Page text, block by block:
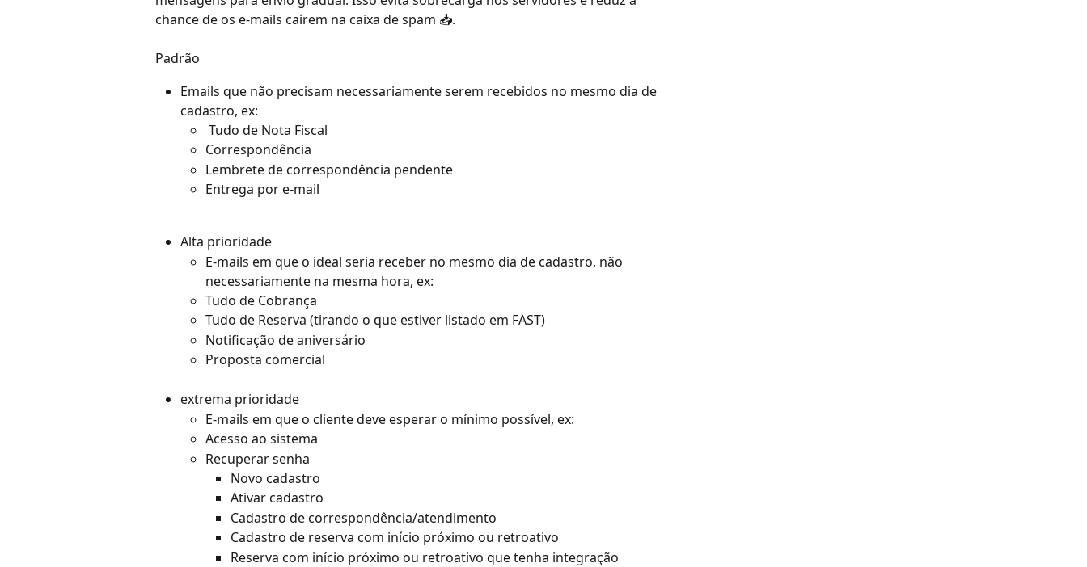
chance de os e-mails caírem na caixa de spam 📥.
Padrão
Emails que não precisam necessariamente serem recebidos no mesmo dia de
cadastro, ex:
Tudo de Nota Fiscal
Correspondência
Lembrete de correspondência pendente
Entrega por e-mail
Alta prioridade
E-mails em que o ideal seria receber no mesmo dia de cadastro, não
necessariamente na mesma hora, ex:
Tudo de Cobrança
Tudo de Reserva (tirando o que estiver listado em FAST)
Notificação de aniversário
Proposta comercial
extrema prioridade
E-mails em que o cliente deve esperar o mínimo possível, ex:
Acesso ao sistema
Recuperar senha
Novo cadastro
Ativar cadastro
Cadastro de correspondência/atendimento
Cadastro de reserva com início próximo ou retroativo
Reserva com início próximo ou retroativo que tenha integração